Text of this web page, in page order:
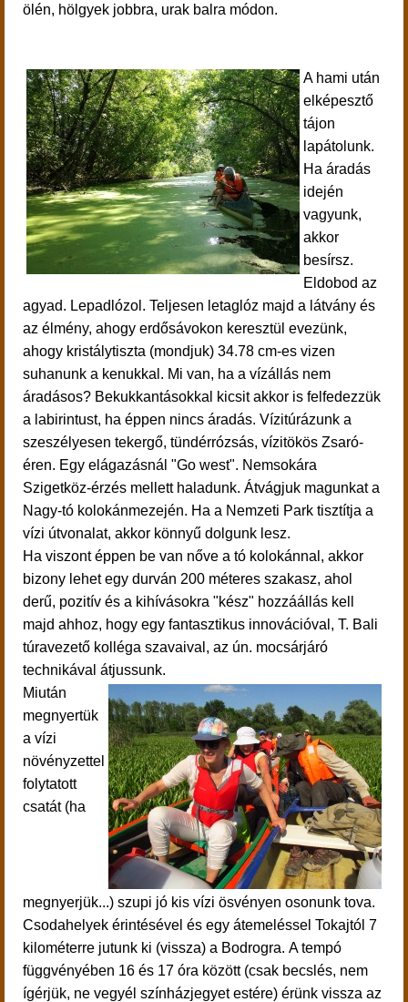
ölén, hölgyek jobbra, urak balra módon.
A hami után
elképesztő
tájon
lapátolunk.
Ha áradás
idején
vagyunk,
akkor
besírsz.
Eldobod az
agyad. Lepadlózol. Teljesen letaglóz majd a látvány és
az élmény, ahogy erdősávokon keresztül evezünk,
ahogy kristálytiszta (mondjuk) 34.78 cm-es vizen
suhanunk a kenukkal. Mi van, ha a vízállás nem
áradásos? Bekukkantásokkal kicsit akkor is felfedezzük
a labirintust, ha éppen nincs áradás. Vízitúrázunk a
szeszélyesen tekergő, tündérrózsás, vízitökös Zsaró-
éren. Egy elágazásnál "Go west". Nemsokára
Szigetköz-érzés mellett haladunk. Átvágjuk magunkat a
Nagy-tó kolokánmezején. Ha a Nemzeti Park tisztítja a
vízi útvonalat, akkor könnyű dolgunk lesz.
Ha viszont éppen be van nőve a tó kolokánnal, akkor
bizony lehet egy durván 200 méteres szakasz, ahol
derű, pozitív és a kihívásokra "kész" hozzáállás kell
majd ahhoz, hogy egy fantasztikus innovációval, T. Bali
túravezető kolléga szavaival, az ún. mocsárjáró
technikával átjussunk.
Miután
megnyertük
a vízi
növényzettel
folytatott
csatát (ha
megnyerjük...) szupi jó kis vízi ösvényen osonunk tova.
Csodahelyek érintésével és egy átemeléssel Tokajtól 7
kilométerre jutunk ki (vissza) a Bodrogra. A tempó
függvényében 16 és 17 óra között (csak becslés, nem
ígérjük, ne vegyél színházjegyet estére) érünk vissza az